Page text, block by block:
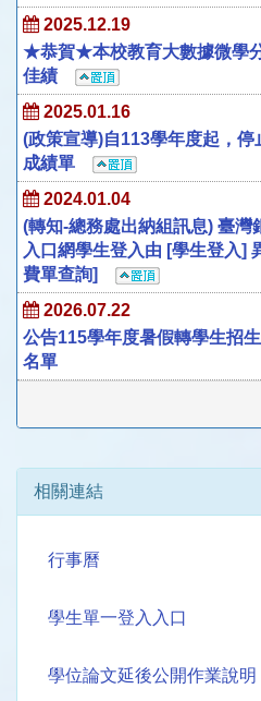
2025.12.19
★恭賀★本校教育大數據微學
佳績
2025.01.16
(政策宣導)自113學年度起，停
成績單
2024.01.04
(轉知-總務處出納組訊息) 臺灣
入口網學生登入由 [學生登入]
費單查詢]
2026.07.22
公告115學年度暑假轉學生招
名單
相關連結
行事曆
學生單一登入入口
學位論文延後公開作業說明